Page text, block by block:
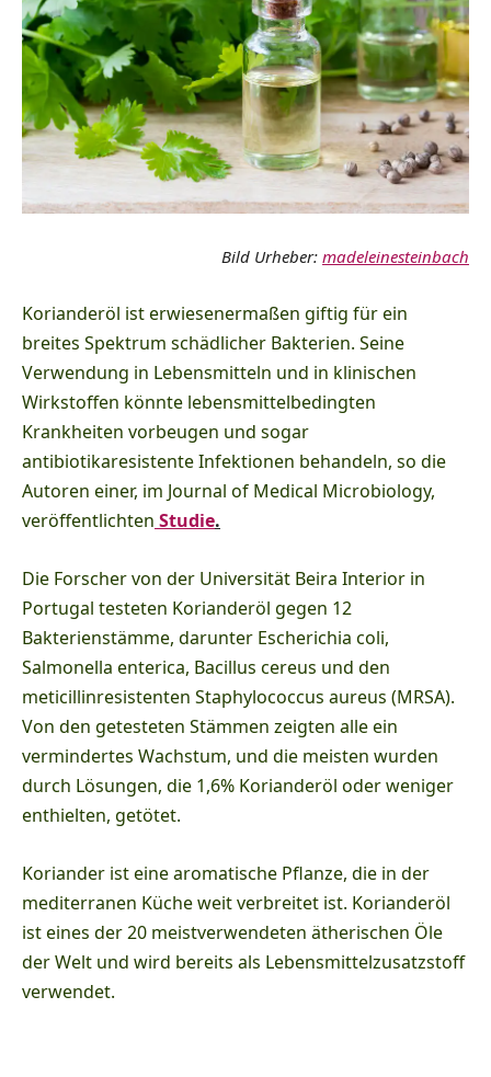
Bild Urheber: madeleinesteinbach
Korianderöl ist erwiesenermaßen giftig für ein
breites Spektrum schädlicher Bakterien. Seine
Verwendung in Lebensmitteln und in klinischen
Wirkstoffen könnte lebensmittelbedingten
Krankheiten vorbeugen und sogar
antibiotikaresistente Infektionen behandeln, so die
Autoren einer, im Journal of Medical Microbiology,
veröffentlichten Studie.
Die Forscher von der Universität Beira Interior in
Portugal testeten Korianderöl gegen 12
Bakterienstämme, darunter Escherichia coli,
Salmonella enterica, Bacillus cereus und den
meticillinresistenten Staphylococcus aureus (MRSA).
Von den getesteten Stämmen zeigten alle ein
vermindertes Wachstum, und die meisten wurden
durch Lösungen, die 1,6% Korianderöl oder weniger
enthielten, getötet.
Koriander ist eine aromatische Pflanze, die in der
mediterranen Küche weit verbreitet ist. Korianderöl
ist eines der 20 meistverwendeten ätherischen Öle
der Welt und wird bereits als Lebensmittelzusatzstoff
verwendet.